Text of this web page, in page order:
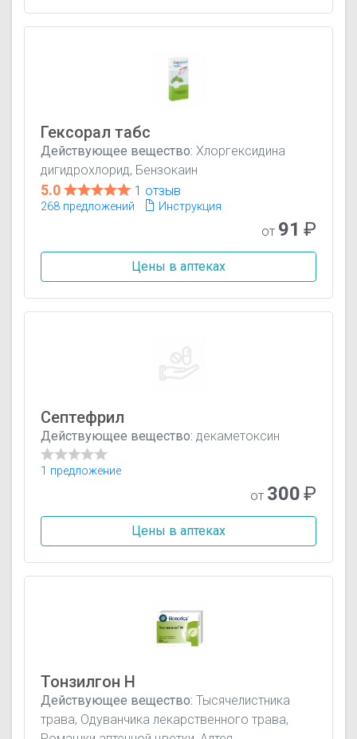
Гексорал табс
Действующее вещество: Хлоргексидина
дигидрохлорид, Бензокаин
5.0 1 отзыв
268 предложений Инструкция
от 91 ₽
Цены в аптеках
Септефрил
Действующее вещество: декаметоксин
1 предложение
от 300₽
Цены в аптеках
Тонзилгон Н
Действующее вещество: Тысячелистника
трава, Одуванчика лекарственного трава,